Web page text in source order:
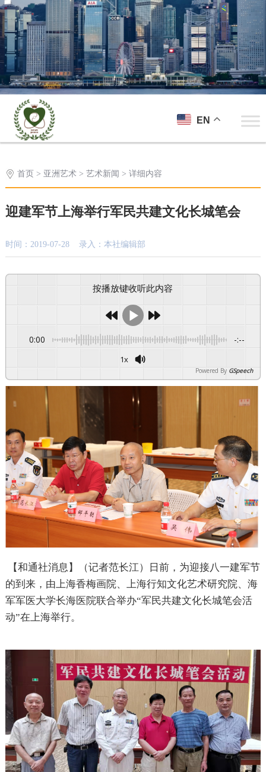
EN
首页 > 亚洲艺术> 艺术新闻 > 详细内容
迎建军节上海举行军民共建文化长城笔会
时间：2019-07-28 录入：本社编辑部
按播放键收听此内容
0:00 -:--
1x
Powered By GSpeech
【和通社消息】（记者范长江）日前，为迎接八一建军节
的到来，由上海香梅画院、上海行知文化艺术研究院、海
军军医大学长海医院联合举办“军民共建文化长城笔会活
动”在上海举行。